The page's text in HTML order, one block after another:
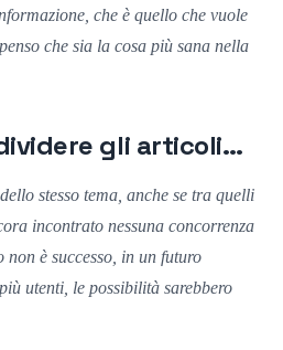
che è quello che vuole
penso che sia la cosa più sana nella
gli articoli…
stesso tema, anche se tra quelli
incontrato nessuna concorrenza
non è successo, in un futuro
utenti, le possibilità sarebbero